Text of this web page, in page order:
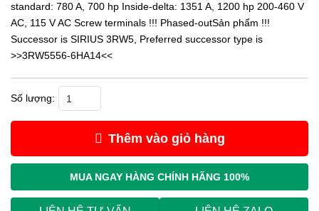
standard: 780 A, 700 hp Inside-delta: 1351 A, 1200 hp 200-460 V
AC, 115 V AC Screw terminals !!! Phased-outSản phẩm !!!
Successor is SIRIUS 3RW5, Preferred successor type is
>>3RW5556-6HA14<<
Khởi Động Mềm Siemens 3RW4457-6BC34 số lượng
Thêm vào giỏ hàng
MUA NGAY HÀNG CHÍNH HÃNG 100%